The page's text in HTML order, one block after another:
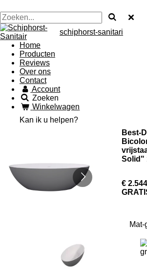
schiphorst-sanitari
Home
Producten
Reviews
Over ons
Contact
Account
Zoeken
Winkelwagen
Kan ik u helpen?
Best-
Solid"
€
Mat-